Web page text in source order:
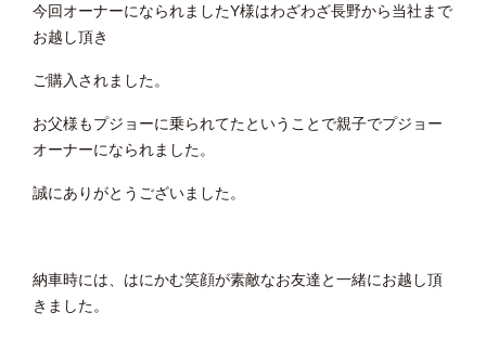
今回オーナーになられましたY様はわざわざ長野から当社まで
お越し頂き
ご購入されました。
お父様もプジョーに乗られてたということで親子でプジョー
オーナーになられました。
誠にありがとうございました。
納車時には、はにかむ笑顔が素敵なお友達と一緒にお越し頂
きました。